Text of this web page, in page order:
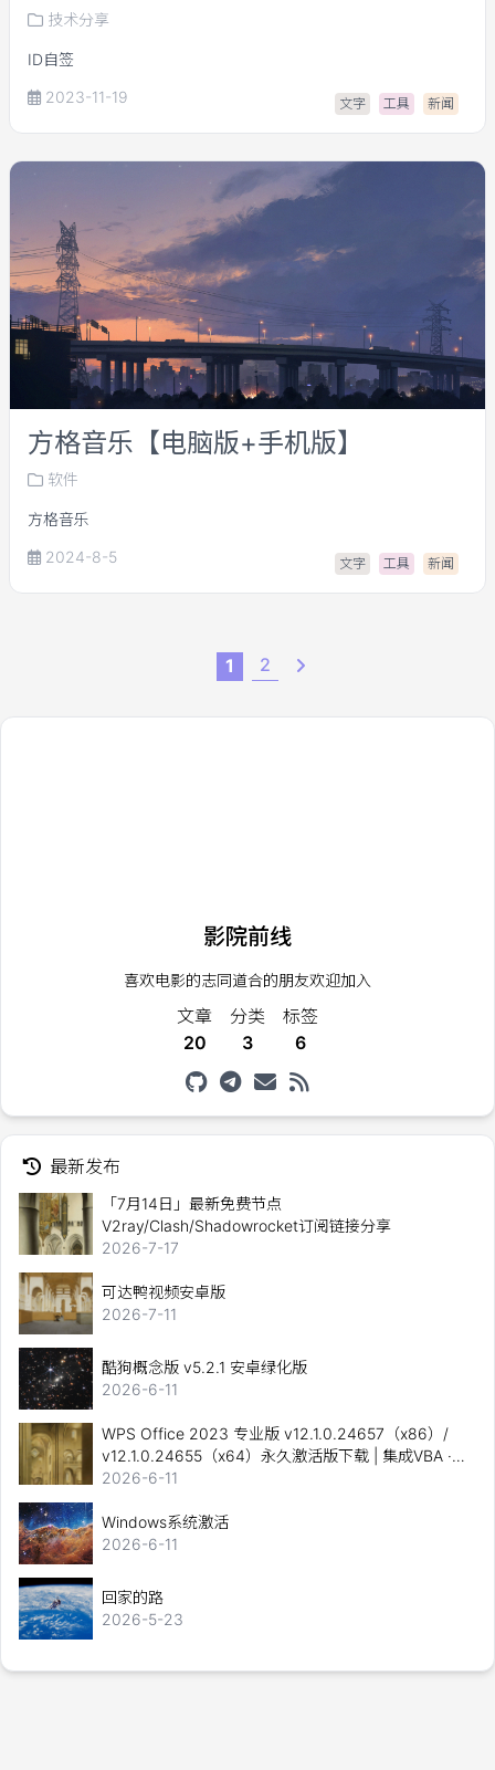
技术分享
ID自签
2023-11-19
文字 工具 新闻
方格音乐【电脑版+手机版】
软件
方格音乐
2024-8-5
文字 工具 新闻
1 2
影院前线
喜欢电影的志同道合的朋友欢迎加入
文章
20
分类
3
标签
6
最新发布
「7月14日」最新免费节点
V2ray/Clash/Shadowrocket订阅链接分享
2026-7-17
可达鸭视频安卓版
2026-7-11
酷狗概念版 v5.2.1 安卓绿化版
2026-6-11
WPS Office 2023 专业版 v12.1.0.24657（x86）/
v12.1.0.24655（x64）永久激活版下载 | 集成VBA ·
无云服务 · 全面兼容Office
2026-6-11
Windows系统激活
2026-6-11
回家的路
2026-5-23